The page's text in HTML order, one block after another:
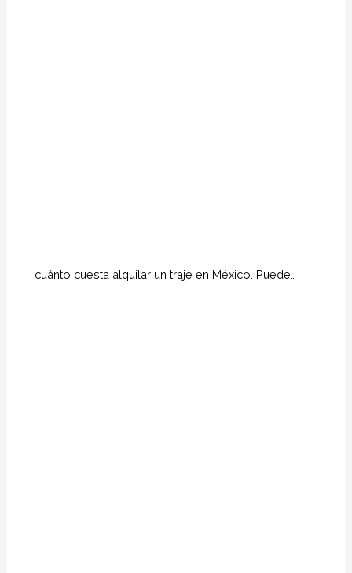
cuánto cuesta alquilar un traje en México. Puede…